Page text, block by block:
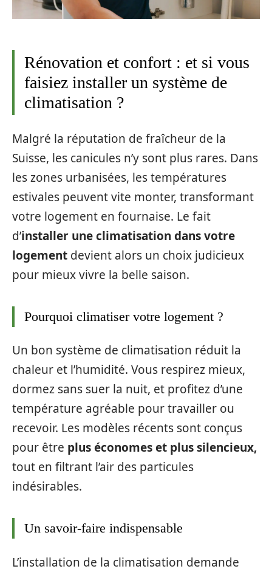
Rénovation et confort : et si vous
faisiez installer un système de
climatisation ?
Malgré la réputation de fraîcheur de la
Suisse, les canicules n’y sont plus rares. Dans
les zones urbanisées, les températures
estivales peuvent vite monter, transformant
votre logement en fournaise. Le fait
d’installer une climatisation dans votre
logement devient alors un choix judicieux
pour mieux vivre la belle saison.
Pourquoi climatiser votre logement ?
Un bon système de climatisation réduit la
chaleur et l’humidité. Vous respirez mieux,
dormez sans suer la nuit, et profitez d’une
température agréable pour travailler ou
recevoir. Les modèles récents sont conçus
pour être plus économes et plus silencieux,
tout en filtrant l’air des particules
indésirables.
Un savoir-faire indispensable
L’installation de la climatisation demande